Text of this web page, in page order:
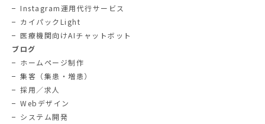
Instagram運用代行サービス
カイパックLight
医療機関向けAIチャットボット
ブログ
ホームページ制作
集客（集患・増患）
採用／求人
Webデザイン
システム開発